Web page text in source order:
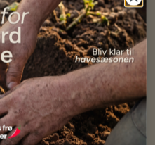
siger...